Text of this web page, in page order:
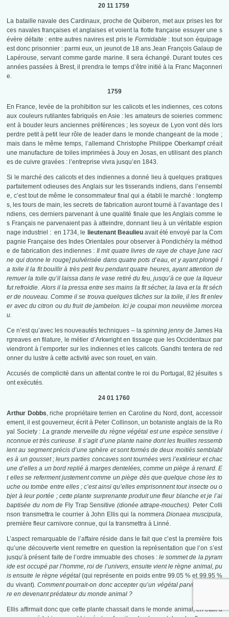
20 11 1759
La bataille navale des Cardinaux, proche de Quiberon, met aux prises les for
ces navales françaises et anglaises et voient la flotte française essuyer une s
évère défaite : entre autres navires est pris le Formidable : tout son équipage
est donc prisonnier : parmi eux, un jeunot de 18 ans Jean François Galaup de
Lapérouse, servant comme garde marine. Il sera échangé. Durant toutes ces
années passées à Brest, il prendra le temps d’être initié à la Franc Maçonneri
e.
1759
En France, levée de la prohibition sur les calicots et les indiennes, ces cotons
aux couleurs rutilantes fabriqués en Asie : les amateurs de soieries commenc
ent à bouder leurs anciennes préférences ; les soyeux de Lyon vont dès lors
perdre petit à petit leur rôle de leader dans le monde changeant de la mode ;
mais dans le même temps, l’allemand Christophe Philippe Oberkampf créait
une manufacture de toiles imprimées à Jouy en Josas, en utilisant des planch
es de cuivre gravées : l’entreprise vivra jusqu’en 1843.
Si le marché des calicots et des indiennes a donné lieu à quelques pratiques
parfaitement odieuses des Anglais sur les tisserands indiens, dans l’ensembl
e, c’est tout de même le consommateur final qui a établi le marché : longtemp
s, les tours de main, les secrets de fabrication auront tourné à l’avantage des I
ndiens, ces derniers parvenant à une qualité finale que les Anglais comme le
s Français ne parvenaient pas à atteindre, donnant lieu à un véritable espion
nage industriel : en 1734, le lieutenant Beaulieuavait été envoyé par la Com
pagnie Française des Indes Orientales pour observer à Pondichéry la méthod
e de fabrication des indiennes : Il mit quatre livres de raye de chaye [une raci
ne qui donne le rouge] pulvérisée dans quatre pots d’eau, et y ayant plongé l
a toile il la fit bouillir à très petit feu pendant quatre heures, ayant attention de
remuer la toile qu’il laissa dans le vase retiré du feu, jusqu’à ce que la liqueur
fut refroidie. Alors il la pressa entre ses mains la fit sécher, la lava et la fit séch
er de nouveau. Comme il se trouva quelques tâches sur la toile, il les fit enlev
er avec du citron ou du fruit de jambelon. Ici je coupai mon neuvième morcea
u.
Ce n’est qu’avec les nouveautés techniques – la spinning jennyde James Ha
rgreaves en filature, le métier d’Arkwright en tissage que les Occidentaux par
viendront à l’emporter sur les indiennes et les calicots. Gandhi tentera de red
onner du lustre à cette activité avec son rouet, en vain.
Accusés de complicité dans un attentat contre le roi du Portugal, 82 jésuites s
ont exécutés.
24 01 1760
Arthur Dobbs, riche propriétaire terrien en Caroline du Nord, dont, accessoir
ement, il est gouverneur, écrit à Peter Collinson, un botaniste anglais de la Ro
yal Society : La grande merveille du règne végétal est une espèce sensitive i
nconnue et très curieuse. Il s’agit d’une plante naine dont les feuilles ressemb
lent au segment précis d’une sphère et sont formés de deux moitiés semblabl
es à un gousset ; leurs parties concaves sont tournées vers l’extérieur et chac
une d’elles a un bord replié à marges dentelées, comme un piège à renard. E
t elles se referment justement comme un piège dès que quelque chose les to
uche ou tombe entre elles ; c’est ainsi qu’elles emprisonnent tout insecte ou o
bjet à leur portée ; cette plante surprenante produit une fleur blanche et je l’ai
baptisée du nom de Fly Trap Sensitive (dionée attrape-mouches). Peter Colli
nson transmettra le courrier à John Ellis qui la nommeraDionaea muscipula,
première fleur carnivore connue, qui la transmettra à Linné.
L’aspect remarquable de l’affaire réside dans le fait que c’est la première fois
qu’une découverte vient remettre en question la représentation que l’on s’est
jusqu’à présent faite de l’ordre immuable des choses : le sommet de la pyram
ide est occupé par l’homme, roi de l’univers, ensuite vient le règne animal, pu
is ensuite le règne végétal(qui représente en poids entre 99.05 % et 99.95 %
du vivant). Comment pourrait-on donc accepter qu’un végétal parvienne à viv
re en devenant prédateur du monde animal ?
Ellis affirmait donc que cette plante chassait dans le monde animal, en était d